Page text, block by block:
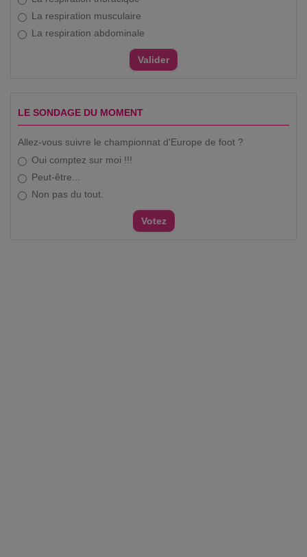
La respiration musculaire
La respiration abdominale
LE SONDAGE DU MOMENT
Allez-vous suivre le championnat d'Europe de foot ?
Oui comptez sur moi !!!
Peut-être...
Non pas du tout.